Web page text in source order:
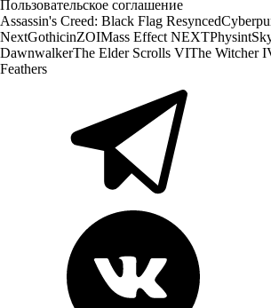
Пользовательское соглашение
Assassin's Creed: Black Flag Resynced
NextGothicinZOIMass Effect NEXTPhysint
DawnwalkerThe Elder Scrolls VIThe Witcher
Feathers